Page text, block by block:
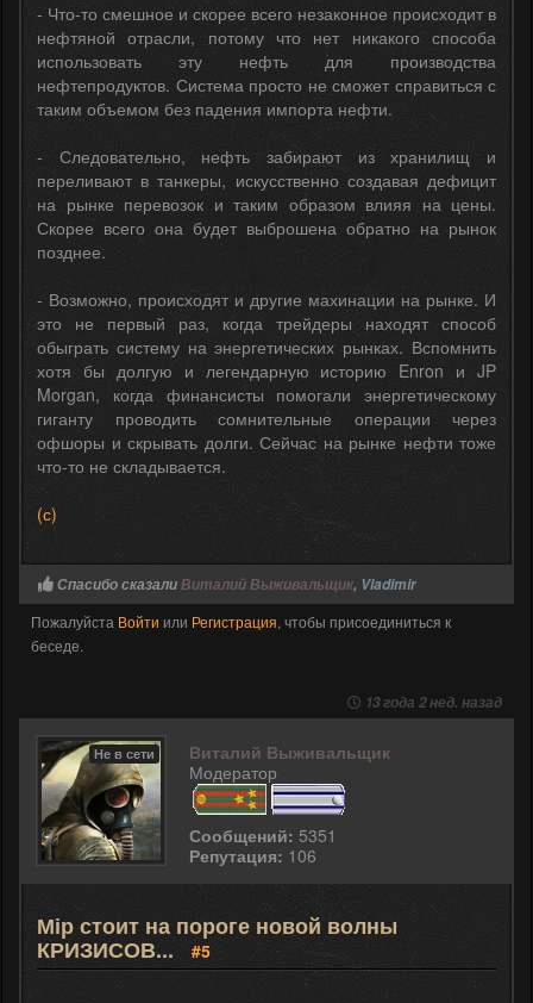
- Что-то смешное и скорее всего незаконное происходит в
нефтяной отрасли, потому что нет никакого способа
использовать эту нефть для производства
нефтепродуктов. Система просто не сможет справиться с
таким объемом без падения импорта нефти.
- Следовательно, нефть забирают из хранилищ и
переливают в танкеры, искусственно создавая дефицит
на рынке перевозок и таким образом влияя на цены.
Скорее всего она будет выброшена обратно на рынок
позднее.
- Возможно, происходят и другие махинации на рынке. И
это не первый раз, когда трейдеры находят способ
обыграть систему на энергетических рынках. Вспомнить
хотя бы долгую и легендарную историю Enron и JP
Morgan, когда финансисты помогали энергетическому
гиганту проводить сомнительные операции через
офшоры и скрывать долги. Сейчас на рынке нефти тоже
что-то не складывается.
(с)
Спасибо сказалиВиталий Выживальщик, Vladimir
Пожалуйста Войти или Регистрация, чтобы присоединиться к
беседе.
13 года 2 нед. назад
Не в сети
Виталий Выживальщик
Модератор
Сообщений: 5351
Репутация: 106
Мір стоит на пороге новой волны
КРИЗИСОВ... #5